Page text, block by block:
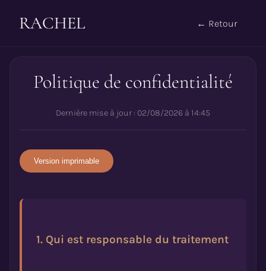
RACHEL ← Retour
Politique de confidentialité
Dernière mise à jour : 02/08/2026 à 14:45
Version imprimable
1. Qui est responsable du traitement